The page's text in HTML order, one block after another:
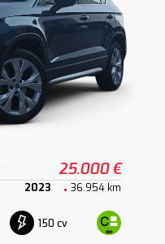
25.000 €
2023 36.954 km
150 cv